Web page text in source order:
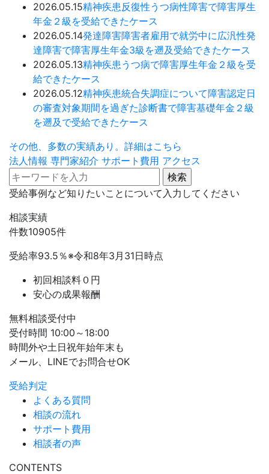
2026.05.15精神疾患 反復性うつ病性障害で障害厚生
年金２級を受給できたケース
2026.05.14発達障害障害者雇用で就労中に広汎性発
達障害で障害厚生年金3級を遡及受給できたケース
2026.05.13精神疾患 うつ病で障害厚生年金２級を受
給できたケース
2026.05.12精神疾患統合失調症について障害認定日
の審査対象期間を過ぎた診断書で障害基礎年金２級
を遡及で受給できたケース
その他、多数の実績あり。詳細はこちら
法人情報 専門家紹介 サポート費用 アクセス
受給事例など知りたいことについて入力してください
相談実績
件数10905件
受給率93.5 ％※令和8年3月31日時点
初回相談料０円
安心の成果報酬
無料相談受付中
受付時間 10:00～18:00
時間外や土日祝年始年末も
メール、LINEでお問合せOK
受給判定
よくある質問
相談の流れ
サポート費用
相談者の声
CONTENTS